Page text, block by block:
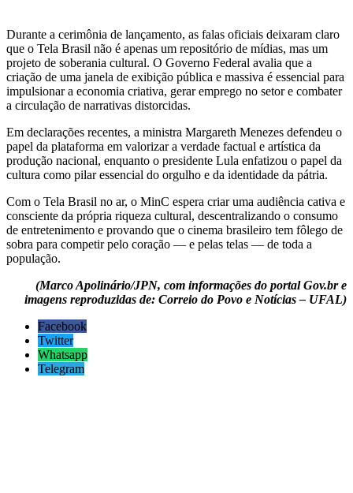
Durante a cerimônia de lançamento, as falas oficiais deixaram claro
que o Tela Brasil não é apenas um repositório de mídias, mas um
projeto de soberania cultural. O Governo Federal avalia que a
criação de uma janela de exibição pública e massiva é essencial para
impulsionar a economia criativa, gerar emprego no setor e combater
a circulação de narrativas distorcidas.
Em declarações recentes, a ministra Margareth Menezes defendeu o
papel da plataforma em valorizar a verdade factual e artística da
produção nacional, enquanto o presidente Lula enfatizou o papel da
cultura como pilar essencial do orgulho e da identidade da pátria.
Com o Tela Brasil no ar, o MinC espera criar uma audiência cativa e
consciente da própria riqueza cultural, descentralizando o consumo
de entretenimento e provando que o cinema brasileiro tem fôlego de
sobra para competir pelo coração — e pelas telas — de toda a
população.
(Marco Apolinário/JPN, com informações do portal Gov.br e
imagens reproduzidas de: Correio do Povo e Notícias – UFAL)
Facebook
Twitter
Whatsapp
Telegram